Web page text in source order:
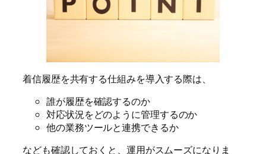
着信履歴を共有する仕組みを導入する際は、
誰が履歴を確認するのか
対応状況をどのように管理するのか
他の業務ツールと連携できるか
なども確認しておくと、運用がスムーズになりま